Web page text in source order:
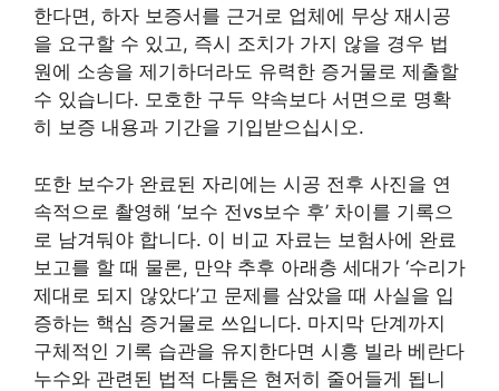
한다면, 하자 보증서를 근거로 업체에 무상 재시공
을 요구할 수 있고, 즉시 조치가 가지 않을 경우 법
원에 소송을 제기하더라도 유력한 증거물로 제출할
수 있습니다. 모호한 구두 약속보다 서면으로 명확
히 보증 내용과 기간을 기입받으십시오.
또한 보수가 완료된 자리에는 시공 전후 사진을 연
속적으로 촬영해 ‘보수 전vs보수 후’ 차이를 기록으
로 남겨둬야 합니다. 이 비교 자료는 보험사에 완료
보고를 할 때 물론, 만약 추후 아래층 세대가 ‘수리가
제대로 되지 않았다’고 문제를 삼았을 때 사실을 입
증하는 핵심 증거물로 쓰입니다. 마지막 단계까지
구체적인 기록 습관을 유지한다면 시흥 빌라 베란다
누수와 관련된 법적 다툼은 현저히 줄어들게 됩니